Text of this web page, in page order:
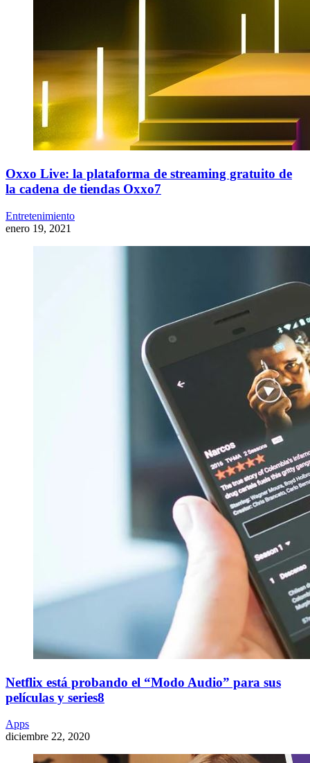
Oxxo Live: la plataforma de streaming gratuito de
la cadena de tiendas Oxxo7
Entretenimiento
enero 19, 2021
Netflix está probando el “Modo Audio” para sus
películas y series8
Apps
diciembre 22, 2020